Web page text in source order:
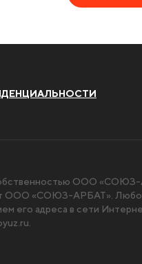
ООО
ООО «СОЮЗ-АРБАТ».
его адреса в сети